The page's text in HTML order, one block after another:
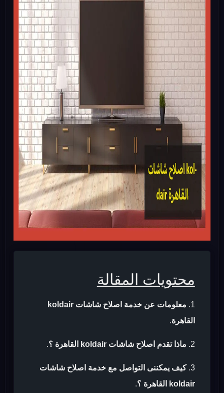
محتويات المقالة
معلومات عن خدمة اصلاح شاشات koldair
القاهرة.
ماذا تقدم اصلاح شاشات koldair القاهرة ؟ .
كيف يمكننى التواصل مع خدمة اصلاح شاشات
koldair القاهرة ؟
.